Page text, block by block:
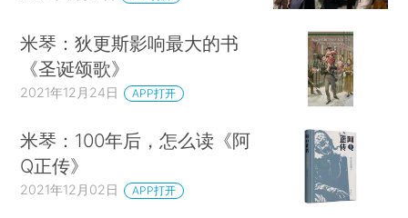
米琴：狄更斯影响最大的书
《圣诞颂歌》
2021年12月24日 APP打开
米琴：100年后，怎么读《阿
Q正传》
2021年12月02日 APP打开